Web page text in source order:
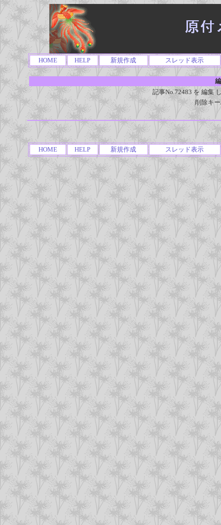
HOME HELP 新規作成 スレッド表示
記事No.72483 を 編集
削除キ
HOME HELP 新規作成 スレッド表示